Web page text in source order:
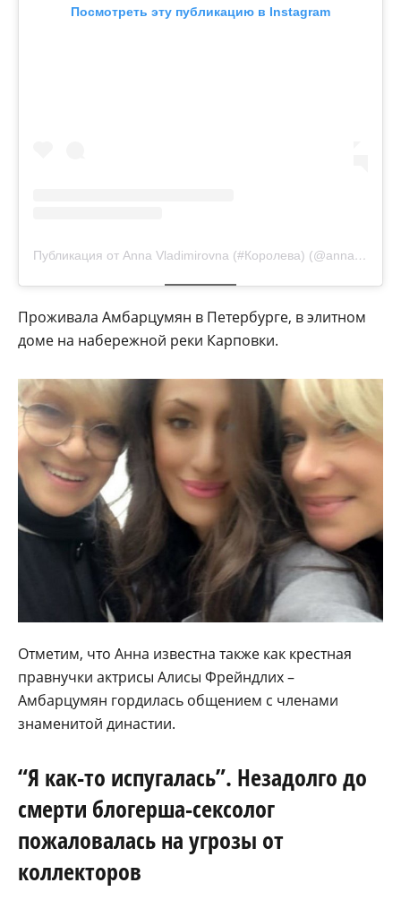
Посмотреть эту публикацию в Instagram
Публикация от Anna Vladimirovna (#Королева) (@annaambqueen7)
Проживала Амбарцумян в Петербурге, в элитном
доме на набережной реки Карповки.
Отметим, что Анна известна также как крестная
правнучки актрисы Алисы Фрейндлих –
Амбарцумян гордилась общением с членами
знаменитой династии.
“Я как-то испугалась”. Незадолго до
смерти блогерша-сексолог
пожаловалась на угрозы от
коллекторов